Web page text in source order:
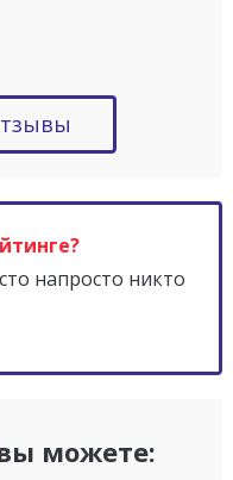
напросто никто
можете: